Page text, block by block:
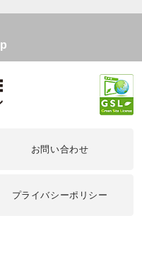
お問い合わせ
プライバシーポリシー